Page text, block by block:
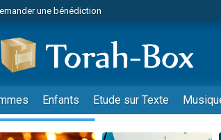
une bénédiction
faire un don pour Diane, 80 ans, dans un
rejoindre sur WhatsApp
rejoindre sur WhatsApp
Enfants Etude sur Texte